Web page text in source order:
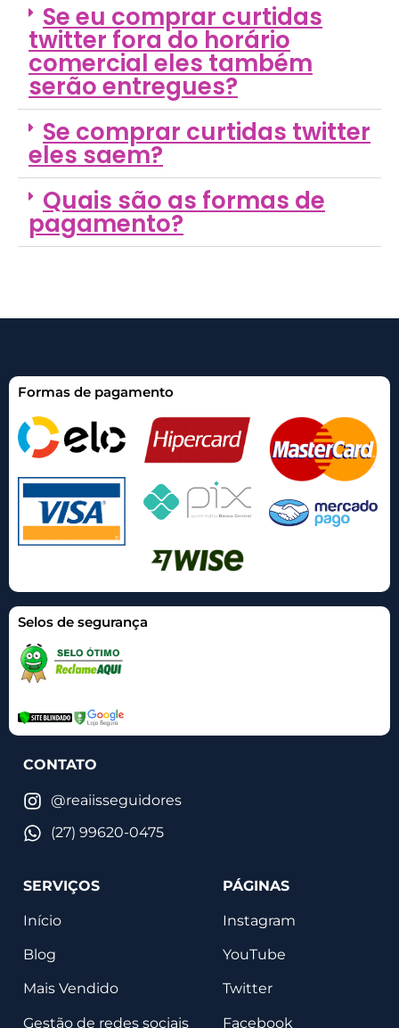
Se eu comprar curtidas
twitter fora do horário
comercial eles também
serão entregues?
Se comprar curtidas twitter
eles saem?
Quais são as formas de
pagamento?
Formas de pagamento
Selos de segurança
CONTATO
@reaiisseguidores
(27) 99620-0475
SERVIÇOS
Início
Blog
Mais Vendido
Gestão de redes sociais
PÁGINAS
Instagram
YouTube
Twitter
Facebook